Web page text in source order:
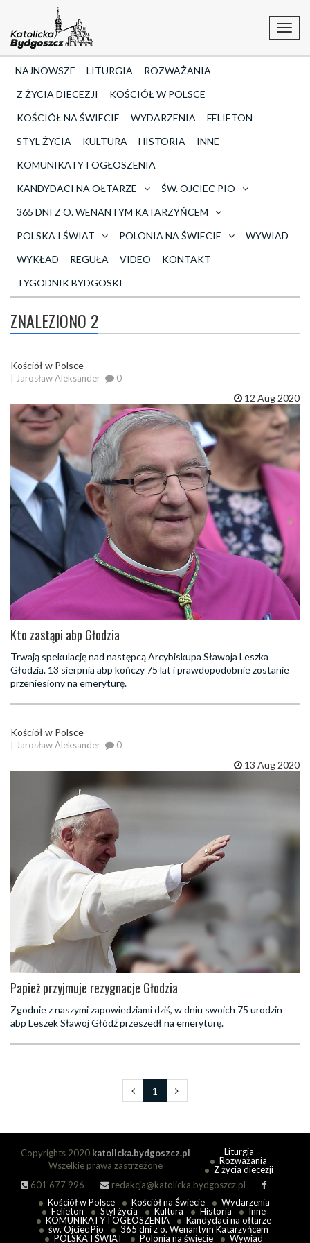
NAJNOWSZE LITURGIA
ROZWAŻANIA
Z ŻYCIA DIECEZJI
KOŚCIÓŁ W POLSCE
KOŚCIÓŁ NA ŚWIECIE
WYDARZENIA
FELIETON
STYL ŻYCIA
KULTURA HISTORIA
INNE
KOMUNIKATY I OGŁOSZENIA
KANDYDACI NA OŁTARZE
ŚW. OJCIEC PIO
365 DNI Z O. WENANTYM KATARZYŃCEM
POLSKA I ŚWIAT
POLONIA NA ŚWIECIE
WYWIAD
WYKŁAD
REGUŁA VIDEO
KONTAKT
TYGODNIK BYDGOSKI
ZNALEZIONO 2
Kościół w Polsce
| Jarosław Aleksander 0
12 Aug 2020
Kto zastąpi abp Głodzia
Trwają spekulację nad następcą Arcybiskupa Sławoja Leszka
Głodzia. 13 sierpnia abp kończy 75 lat i prawdopodobnie zostanie
przeniesiony na emeryturę.
Kościół w Polsce
| Jarosław Aleksander 0
13 Aug 2020
Papież przyjmuje rezygnacje Głodzia
Zgodnie z naszymi zapowiedziami dziś, w dniu swoich 75 urodzin
abp Leszek Sławoj Głódź przeszedł na emeryturę.
1
Copyrights 2020 katolicka.bydgoszcz.pl
Wszelkie prawa zastrzeżone
601 677 996
redakcja@katolicka.bydgoszcz.pl
Liturgia
Rozważania
Z życia diecezji
Kościół w Polsce Kościół na Świecie
Wydarzenia
Felieton
Styl życia Kultura Historia
Inne
KOMUNIKATY I OGŁOSZENIA
Kandydaci na ołtarze
św. Ojciec Pio
365 dni z o. Wenantym Katarzyńcem
POLSKA I ŚWIAT
Polonia na świecie
Wywiad